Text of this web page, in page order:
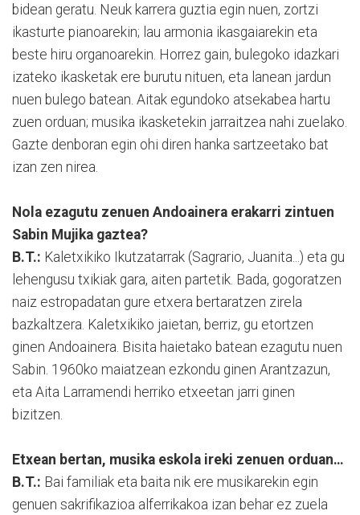
bidean geratu. Neuk karrera guztia egin nuen, zortzi
ikasturte pianoarekin; lau armonia ikasgaiarekin eta
beste hiru organoarekin. Horrez gain, bulegoko idazkari
izateko ikasketak ere burutu nituen, eta lanean jardun
nuen bulego batean. Aitak egundoko atsekabea hartu
zuen orduan; musika ikasketekin jarraitzea nahi zuelako.
Gazte denboran egin ohi diren hanka sartzeetako bat
izan zen nirea.
Nola ezagutu zenuen Andoainera erakarri zintuen
Sabin Mujika gaztea?
B.T.: Kaletxikiko Ikutzatarrak (Sagrario, Juanita...) eta gu
lehengusu txikiak gara, aiten partetik. Bada, gogoratzen
naiz estropadatan gure etxera bertaratzen zirela
bazkaltzera. Kaletxikiko jaietan, berriz, gu etortzen
ginen Andoainera. Bisita haietako batean ezagutu nuen
Sabin. 1960ko maiatzean ezkondu ginen Arantzazun,
eta Aita Larramendi herriko etxeetan jarri ginen
bizitzen.
Etxean bertan, musika eskola ireki zenuen orduan…
B.T.: Bai familiak eta baita nik ere musikarekin egin
genuen sakrifikazioa alferrikakoa izan behar ez zuela